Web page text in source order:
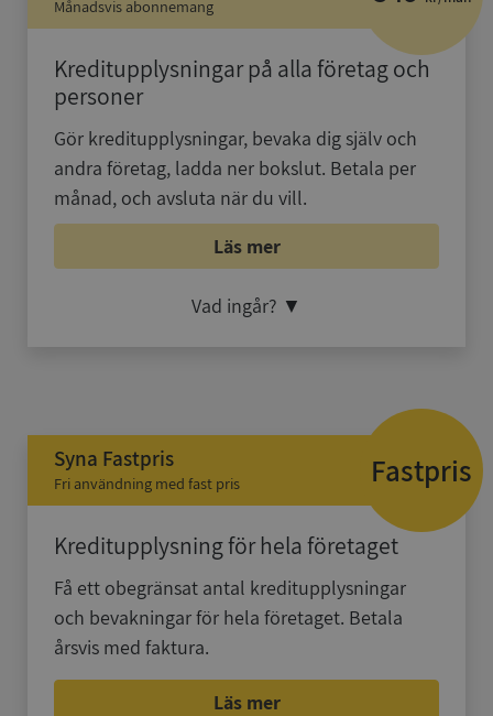
Månadsvis abonnemang
Kreditupplysningar på alla företag och
personer
Gör kreditupplysningar, bevaka dig själv och
andra företag, ladda ner bokslut. Betala per
månad, och avsluta när du vill.
Läs mer
Vad ingår? ▼
Fastpris
Syna Fastpris
Fri användning med fast pris
Kreditupplysning för hela företaget
Få ett obegränsat antal kreditupplysningar
och bevakningar för hela företaget. Betala
årsvis med faktura.
Läs mer